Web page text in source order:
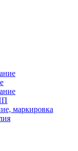
маркировка